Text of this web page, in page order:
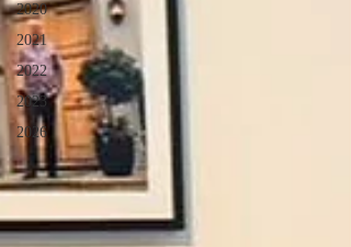
2020
2021
2022
2023
2026